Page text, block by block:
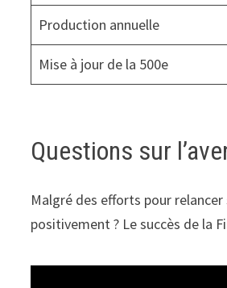
Production annuelle
Mise à jour de la 500e
Questions sur
Malgré des efforts pour
positivement ? Le succès de la